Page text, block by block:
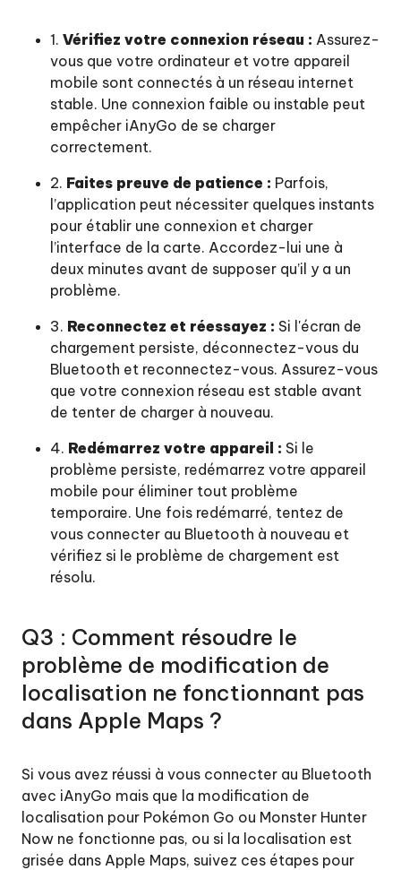
1. Vérifiez votre connexion réseau : Assurez-
vous que votre ordinateur et votre appareil
mobile sont connectés à un réseau internet
stable. Une connexion faible ou instable peut
empêcher iAnyGo de se charger
correctement.
2. Faites preuve de patience : Parfois,
l’application peut nécessiter quelques instants
pour établir une connexion et charger
l’interface de la carte. Accordez-lui une à
deux minutes avant de supposer qu’il y a un
problème.
3. Reconnectez et réessayez : Si l'écran de
chargement persiste, déconnectez-vous du
Bluetooth et reconnectez-vous. Assurez-vous
que votre connexion réseau est stable avant
de tenter de charger à nouveau.
4. Redémarrez votre appareil : Si le
problème persiste, redémarrez votre appareil
mobile pour éliminer tout problème
temporaire. Une fois redémarré, tentez de
vous connecter au Bluetooth à nouveau et
vérifiez si le problème de chargement est
résolu.
Q3 : Comment résoudre le
problème de modification de
localisation ne fonctionnant pas
dans Apple Maps ?
Si vous avez réussi à vous connecter au Bluetooth
avec iAnyGo mais que la modification de
localisation pour Pokémon Go ou Monster Hunter
Now ne fonctionne pas, ou si la localisation est
grisée dans Apple Maps, suivez ces étapes pour